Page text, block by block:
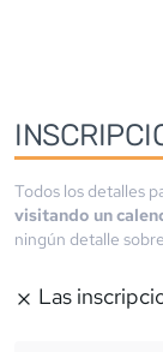
Todos los detalles
visitando un
ningún detalle
Las